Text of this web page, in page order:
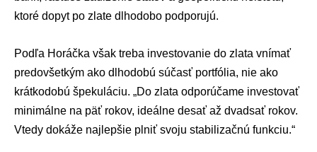
ktoré dopyt po zlate dlhodobo podporujú.
Podľa Horáčka však treba investovanie do zlata vnímať
predovšetkým ako dlhodobú súčasť portfólia, nie ako
krátkodobú špekuláciu. „Do zlata odporúčame investovať
minimálne na päť rokov, ideálne desať až dvadsať rokov.
Vtedy dokáže najlepšie plniť svoju stabilizačnú funkciu.“